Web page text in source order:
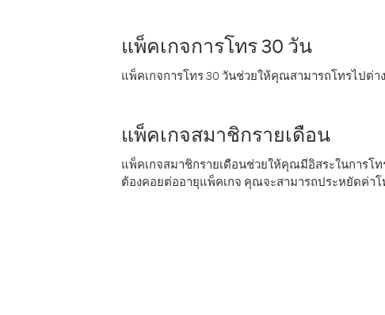
แพ็คเกจการโทร 30 วัน
แพ็คเกจการโทร 30 วันช่วยให้คุณสามารถโทรไปต่
แพ็คเกจสมาชิกรายเดือน
แพ็คเกจสมาชิกรายเดือนช่วยให้คุณมีอิสระในการโ
ต้องคอยต่ออายุแพ็คเกจ คุณจะสามารถประหยัดค่า